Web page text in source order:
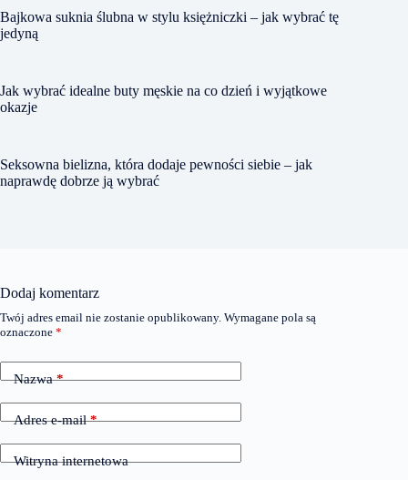
Bajkowa suknia ślubna w stylu księżniczki – jak wybrać tę
jedyną
Jak wybrać idealne buty męskie na co dzień i wyjątkowe
okazje
Seksowna bielizna, która dodaje pewności siebie – jak
naprawdę dobrze ją wybrać
Dodaj komentarz
Twój adres email nie zostanie opublikowany. Wymagane pola są
oznaczone *
Nazwa*
Adres e-mail*
Witryna internetowa